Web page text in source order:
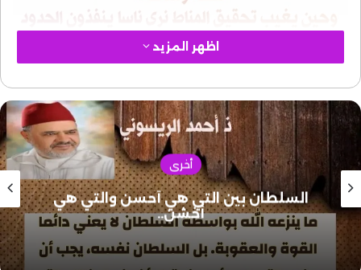
71 الرائعة
اظهر المزيد
أخرى
السلطان بين التي هي أحسن والتي هي
أخشن..